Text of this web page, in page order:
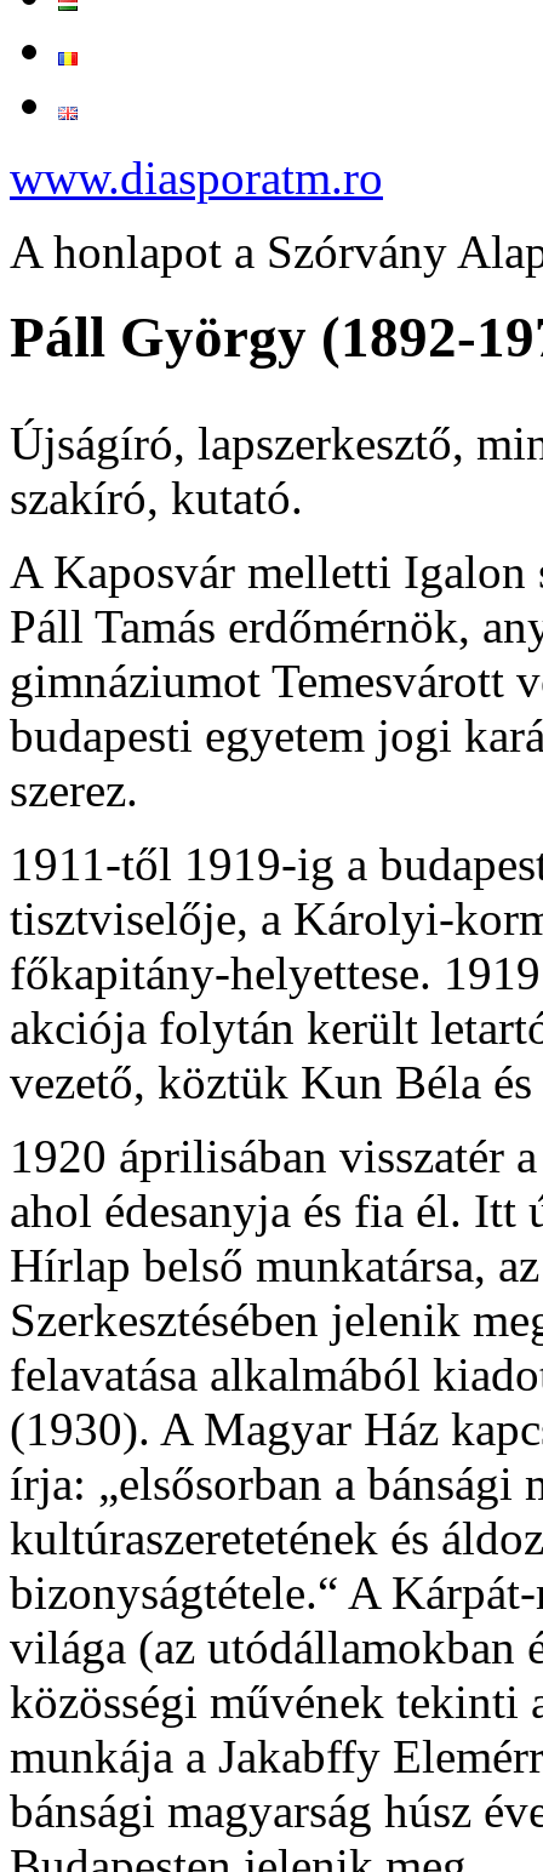
www.diasporatm.ro
A honlapot a Szórvány
Páll György (1892-
Újságíró, lapszerkesztő,
szakíró, kutató.
A Kaposvár melletti Igalon
Páll Tamás erdőmérnök,
gimnáziumot Temesvárott
budapesti egyetem jogi
szerez.
1911-től 1919-ig a
tisztviselője, a Károlyi-
főkapitány-helyettese.
akciója folytán került
vezető, köztük Kun Béla
1920 áprilisában visszatér
ahol édesanyja és fia él. Itt
Hírlap belső munkatársa,
Szerkesztésében jelenik
felavatása alkalmából
(1930). A Magyar Ház
írja: „elsősorban a bánsági
kultúraszeretetének és
bizonyságtétele.“ A
világa (az utódállamokban
közösségi művének tekinti
munkája a Jakabffy
bánsági magyarság húsz